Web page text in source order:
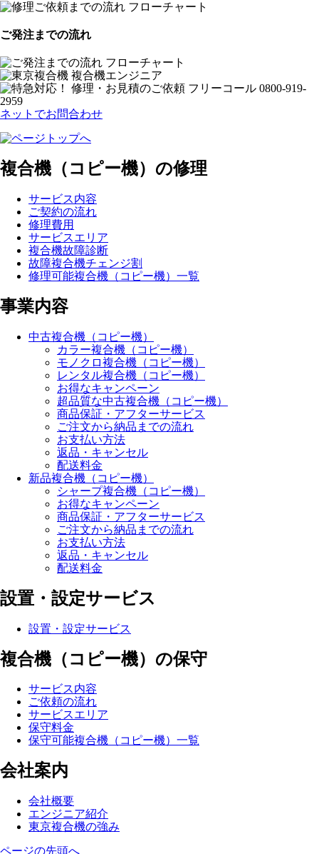
ご発注までの流れ
ネットでお問合わせ
複合機（コピー機）の修理
サービス内容
ご契約の流れ
修理費用
サービスエリア
複合機故障診断
故障複合機チェンジ割
修理可能複合機（コピー機）一覧
事業内容
中古複合機（コピー機）
カラー複合機（コピー機）
モノクロ複合機（コピー機）
レンタル複合機（コピー機）
お得なキャンペーン
超品質な中古複合機（コピー機）
商品保証・アフターサービス
ご注文から納品までの流れ
お支払い方法
返品・キャンセル
配送料金
新品複合機（コピー機）
シャープ複合機（コピー機）
お得なキャンペーン
商品保証・アフターサービス
ご注文から納品までの流れ
お支払い方法
返品・キャンセル
配送料金
設置・設定サービス
設置・設定サービス
複合機（コピー機）の保守
サービス内容
ご依頼の流れ
サービスエリア
保守料金
保守可能複合機（コピー機）一覧
会社案内
会社概要
エンジニア紹介
東京複合機の強み
ページの先頭へ